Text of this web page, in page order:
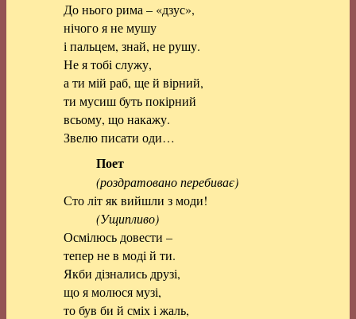
До нього рима – «дзус»,
нічого я не мушу
і пальцем, знай, не рушу.
Не я тобі служу,
а ти мій раб, ще й вірний,
ти мусиш буть покірний
всьому, що накажу.
Звелю писати оди…
Поет
(роздратовано перебиває)
Сто літ як вийшли з моди!
(Ущипливо)
Осмілюсь довести –
тепер не в моді й ти.
Якби дізнались друзі,
що я молюся музі,
то був би й сміх і жаль,